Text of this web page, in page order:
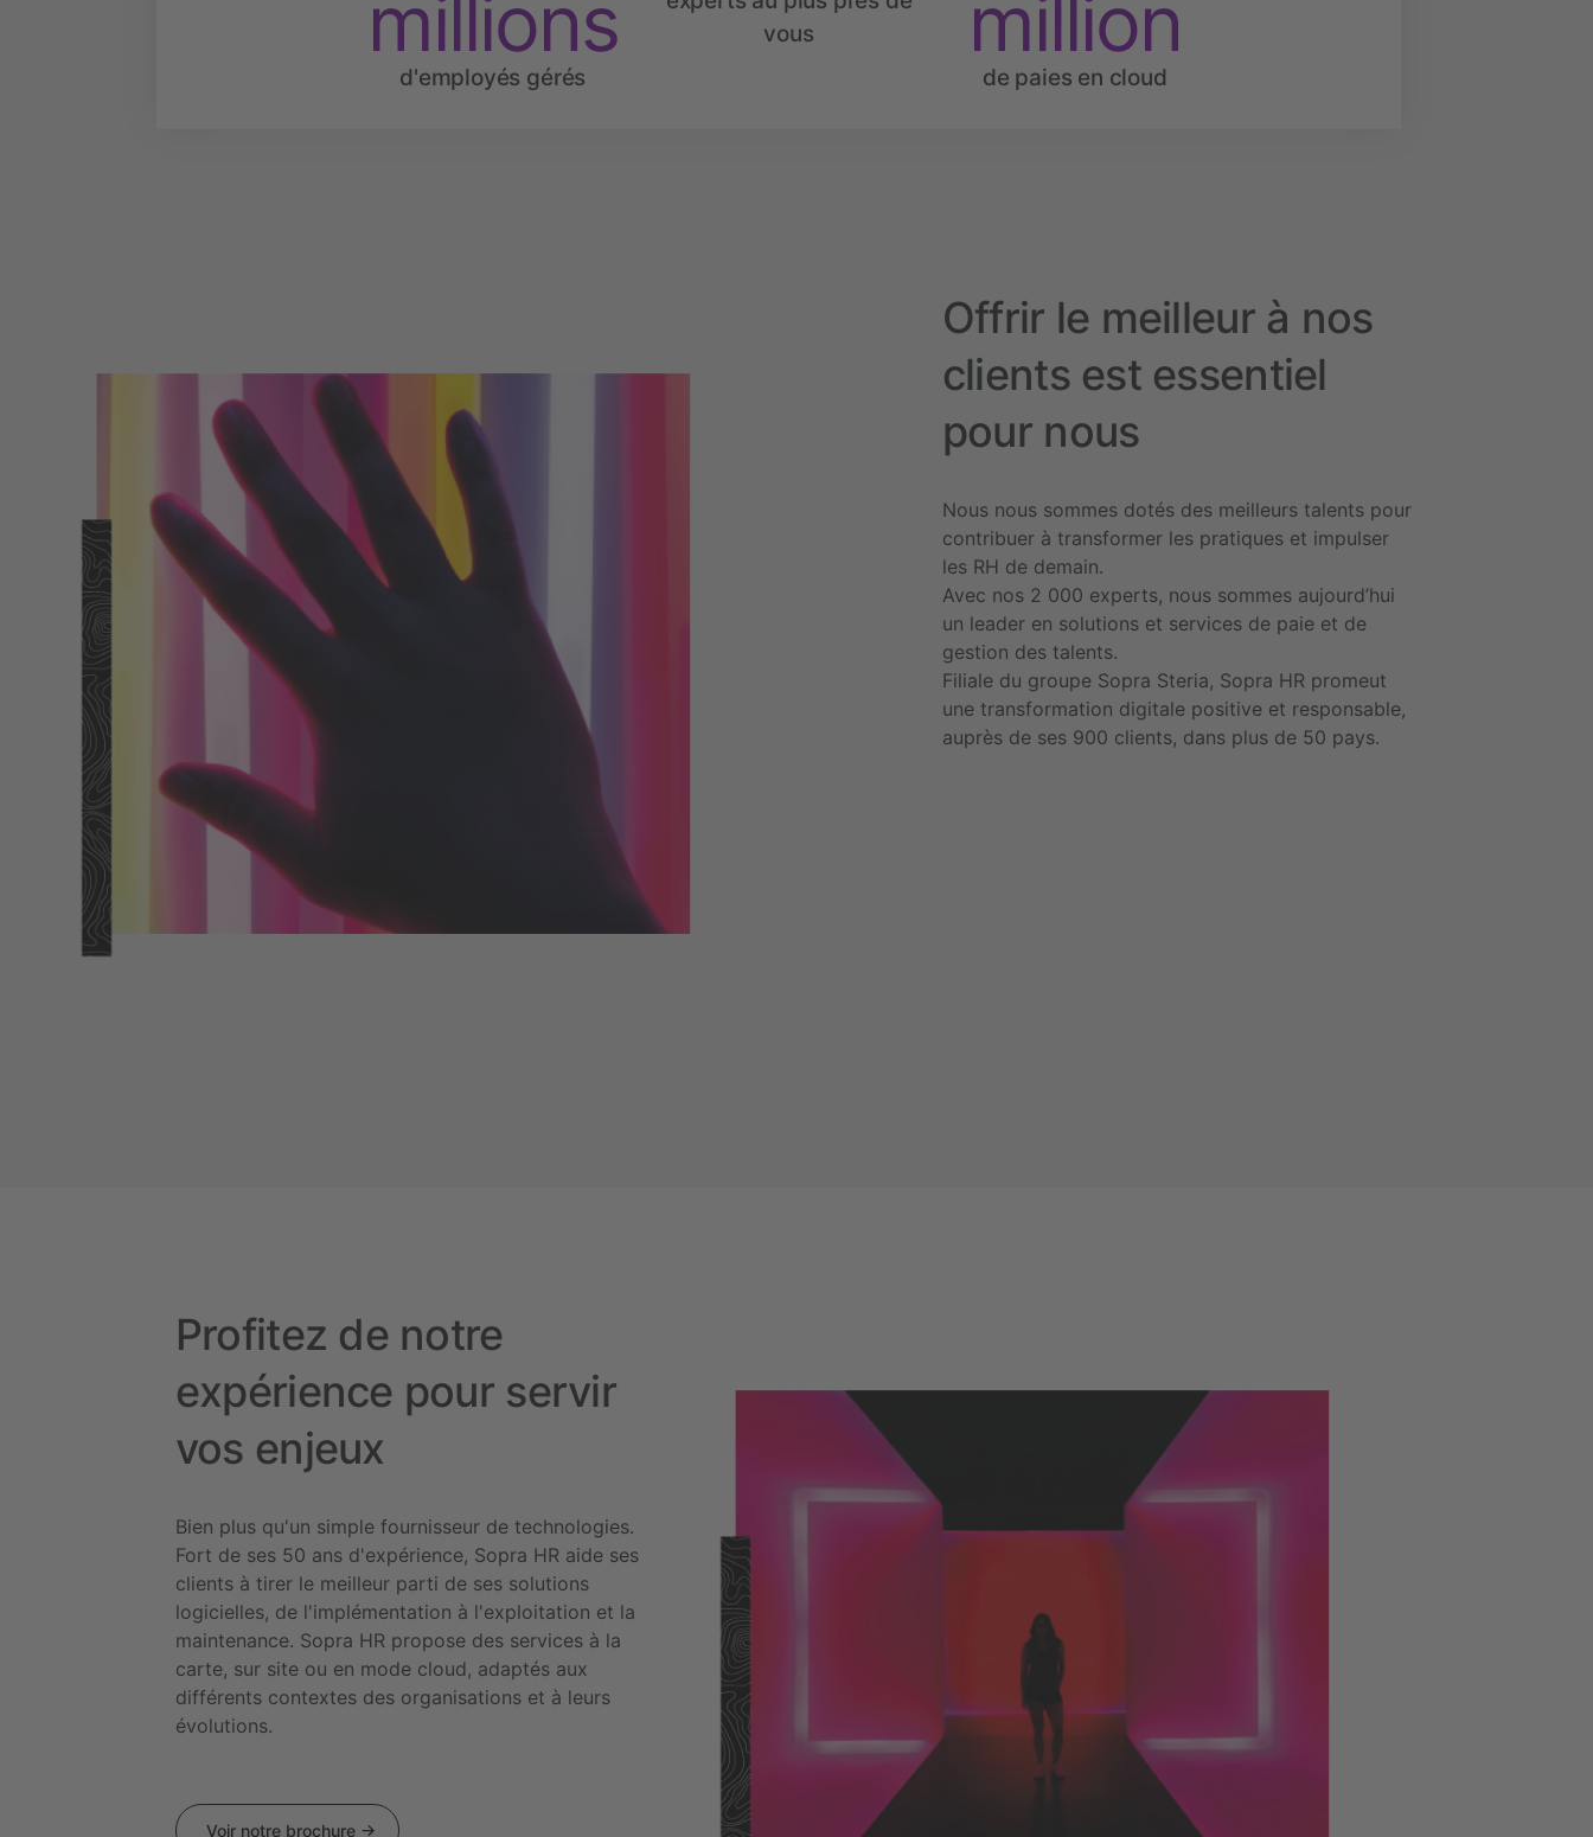
millions
d'employés gérés
vous
million
de paies en cloud
Offrir le meilleur à nos
clients est essentiel
pour nous
Nous nous sommes dotés des meilleurs talents pour
contribuer à transformer les pratiques et impulser
les RH de demain.
Avec nos 2 000 experts, nous sommes aujourd’hui
un leader en solutions et services de paie et de
gestion des talents.
Filiale du groupe Sopra Steria, Sopra HR promeut
une transformation digitale positive et responsable,
auprès de ses 900 clients, dans plus de 50 pays.
Profitez de notre
expérience pour servir
vos enjeux
Bien plus qu'un simple fournisseur de technologies.
Fort de ses 50 ans d'expérience, Sopra HR aide ses
clients à tirer le meilleur parti de ses solutions
logicielles, de l'implémentation à l'exploitation et la
maintenance. Sopra HR propose des services à la
carte, sur site ou en mode cloud, adaptés aux
différents contextes des organisations et à leurs
évolutions.
Voir notre brochure